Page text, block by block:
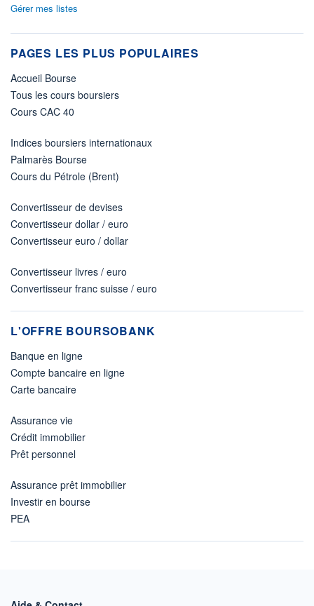
Gérer mes listes
PAGES LES PLUS POPULAIRES
Accueil Bourse
Tous les cours boursiers
Cours CAC 40
Indices boursiers internationaux
Palmarès Bourse
Cours du Pétrole (Brent)
Convertisseur de devises
Convertisseur dollar / euro
Convertisseur euro / dollar
Convertisseur livres / euro
Convertisseur franc suisse / euro
L'OFFRE BOURSOBANK
Banque en ligne
Compte bancaire en ligne
Carte bancaire
Assurance vie
Crédit immobilier
Prêt personnel
Assurance prêt immobilier
Investir en bourse
PEA